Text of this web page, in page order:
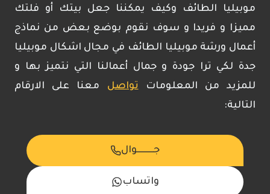
موبيليا الطائف وكيف يمكننا جعل بيتك أو فلتك
مميزا و فريدا و سوف نقوم بوضع بعض من نماذج
أعمال ورشة موبيليا الطائف في مجال اشكال موبيليا
جدة لكي ترا جودة و جمال أعمالنا التي نتميز بها و
للمزيد من المعلومات تواصل معنا على الارقام
التالية:
جـــــــــوال
واتساب